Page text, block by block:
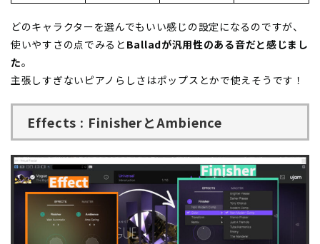
どのキャラクターを選んでもいい感じの設定になるのですが、
使いやすさの点でみると Balladが汎用性のある音だと感じまし
た。
主張しすぎないピアノらしさはポップスとかで使えそうです！
Effects : FinisherとAmbience